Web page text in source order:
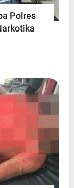
Polres